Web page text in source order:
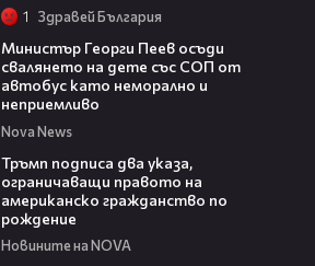
1 Здравей България
Министър Георги Пеев осъди
свалянето на дете със СОП от
автобус като неморално и
неприемливо
Nova News
Тръмп подписа два указа,
ограничаващи правото на
американско гражданство по
рождение
Новините на NOVA